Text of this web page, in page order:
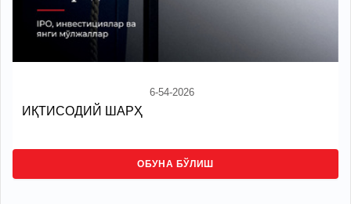
6-54-2026
ИҚТИСОДИЙ ШАРҲ
ОБУНА БЎЛИШ